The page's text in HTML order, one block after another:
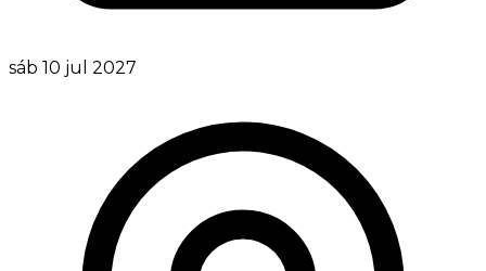
sáb 10 jul 2027